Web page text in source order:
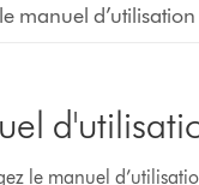
manuel
le manuel